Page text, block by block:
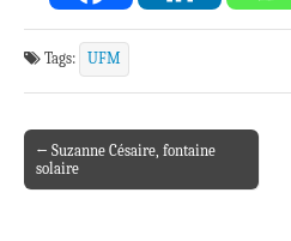
Tags: UFM
Post navigation
← Suzanne Césaire, fontaine
solaire